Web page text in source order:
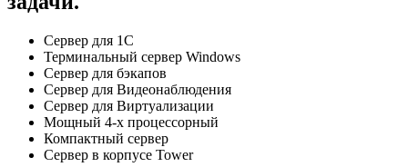
Сервер для 1С
Терминальный сервер Windows
Сервер для бэкапов
Сервер для Видеонаблюдения
Сервер для Виртуализации
Мощный 4-х процессорный
Компактный сервер
Сервер в корпусе Tower